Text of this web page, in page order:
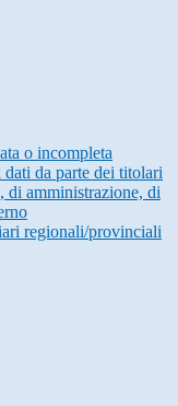
o incompleta
da parte dei titolari
amministrazione, di
regionali/provinciali